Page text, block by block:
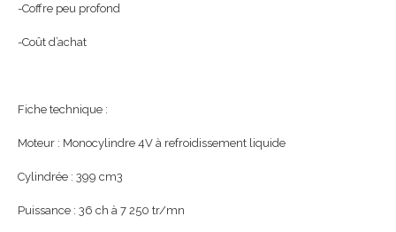
-Coffre peu profond
-Coût d’achat
Fiche technique :
Moteur : Monocylindre 4V à refroidissement liquide
Cylindrée : 399 cm3
Puissance : 36 ch à 7 250 tr/mn